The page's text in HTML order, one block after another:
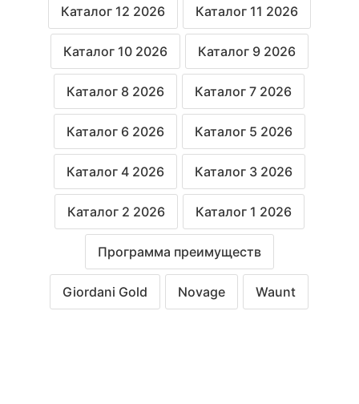
Каталог 12 2026 Каталог 11 2026
Каталог 10 2026 Каталог 9 2026
Каталог 8 2026 Каталог 7 2026
Каталог 6 2026 Каталог 5 2026
Каталог 4 2026 Каталог 3 2026
Каталог 2 2026 Каталог 1 2026
Программа преимуществ
Giordani Gold Novage Waunt